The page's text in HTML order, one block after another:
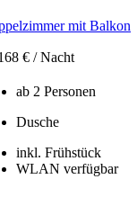
mit Balkon
€ / Nacht
ab 2 Personen
Dusche
inkl. Frühstück
WLAN verfügbar